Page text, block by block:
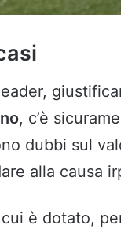
, c’è
dubbi sul
alla causa
è dotato,